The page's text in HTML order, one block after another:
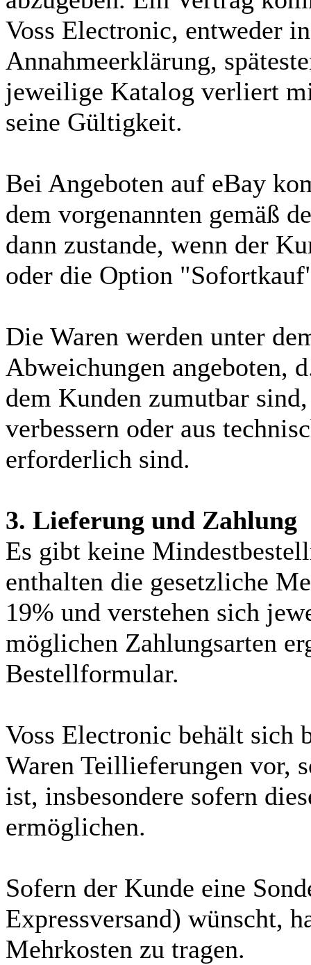
Voss Electronic, entweder
Annahmeerklärung,
jeweilige Katalog verliert
seine Gültigkeit.
Bei Angeboten auf eBay
dem vorgenannten gemäß
dann zustande, wenn der
oder die Option
Die Waren werden unter
Abweichungen angeboten,
dem Kunden zumutbar
verbessern oder aus
erforderlich sind.
3. Lieferung und Zahlung
Es gibt keine
enthalten die gesetzliche
19% und verstehen sich
möglichen Zahlungsarten
Bestellformular.
Voss Electronic behält sich
Waren Teillieferungen vor,
ist, insbesondere sofern
ermöglichen.
Sofern der Kunde eine
Expressversand) wünscht,
Mehrkosten zu tragen.